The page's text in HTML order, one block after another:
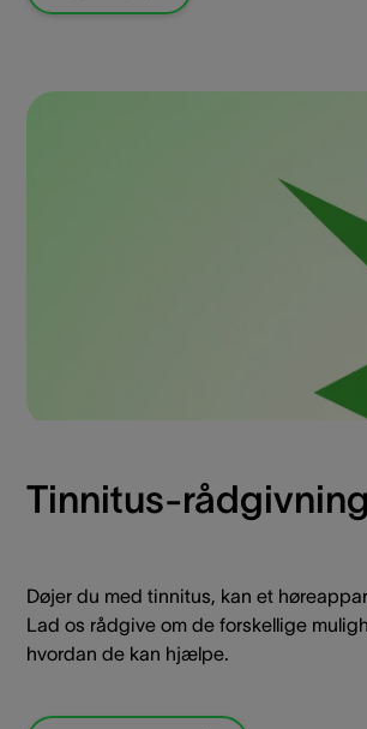
Tinnitus-rådgivning
Døjer du med tinnitus, kan et
Lad os rådgive om de forskellige
hvordan de kan hjælpe.